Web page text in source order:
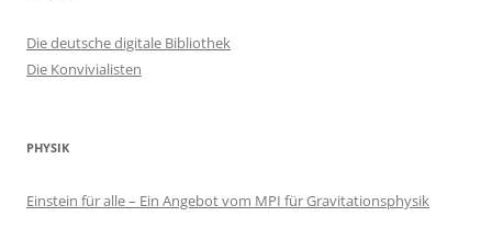
Die deutsche digitale Bibliothek
Die Konvivialisten
PHYSIK
Einstein für alle – Ein Angebot vom MPI für Gravitationsphysik